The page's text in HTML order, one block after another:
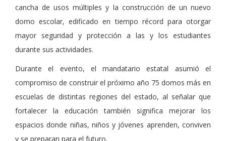
cancha de usos múltiples y la construcción de un nuevo
domo escolar, edificado en tiempo récord para otorgar
mayor seguridad y protección a las y los estudiantes
durante sus actividades.
Durante el evento, el mandatario estatal asumió el
compromiso de construir el próximo año 75 domos más en
escuelas de distintas regiones del estado, al señalar que
fortalecer la educación también significa mejorar los
espacios donde niñas, niños y jóvenes aprenden, conviven
y se preparan para el futuro.